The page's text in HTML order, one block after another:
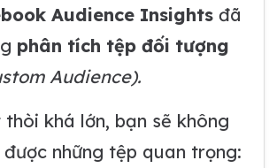
Audience Insights đã
phân tích tệp đối tượng
Audience).
khá lớn, bạn sẽ không
những tệp quan trọng: